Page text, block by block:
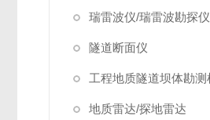
瑞雷波仪/瑞雷波勘探仪
隧道断面仪
地质雷达/探地雷达